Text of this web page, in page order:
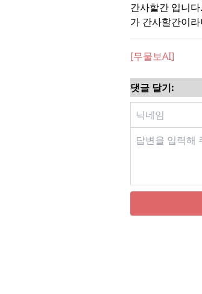
간사할간 입니
가 간사할간이라
[무물보AI]
댓글 달기: